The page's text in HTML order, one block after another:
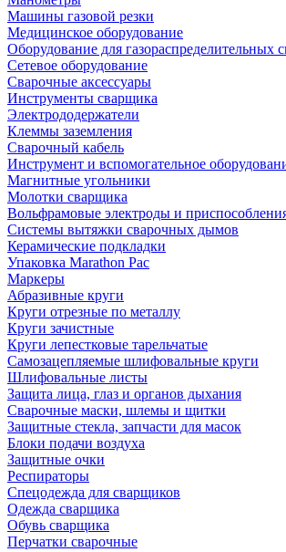
Машины газовой резки
Медицинское оборудование
Оборудование для газораспределительных
Сетевое оборудование
Сварочные аксессуары
Инструменты сварщика
Электрододержатели
Клеммы заземления
Сварочный кабель
Инструмент и вспомогательное
Магнитные угольники
Молотки сварщика
Вольфрамовые электроды и
Системы вытяжки сварочных дымов
Керамические подкладки
Упаковка Marathon Pac
Маркеры
Абразивные круги
Круги отрезные по металлу
Круги зачистные
Круги лепестковые тарельчатые
Самозацепляемые шлифовальные круги
Шлифовальные листы
Защита лица, глаз и органов дыхания
Сварочные маски, шлемы и щитки
Защитные стекла, запчасти для масок
Блоки подачи воздуха
Защитные очки
Респираторы
Спецодежда для сварщиков
Одежда сварщика
Обувь сварщика
Перчатки сварочные